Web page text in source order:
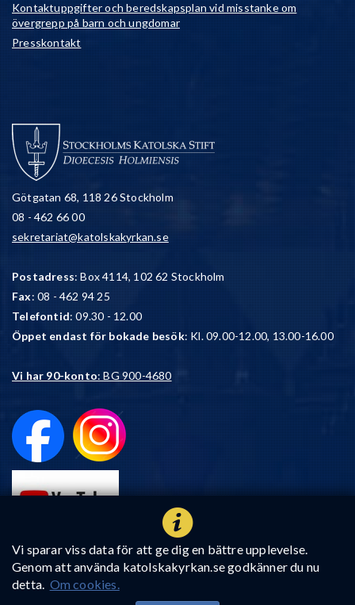
Vi sparar viss data för att ge dig en bättre upplevelse.
Genom att använda katolskakyrkan.se godkänner du nu
detta. Om cookies.
Kontaktuppgifter och beredskapsplan vid misstanke om
övergrepp på barn och ungdomar
Presskontakt
Götgatan 68, 118 26 Stockholm
08 - 462 66 00
sekretariat@katolskakyrkan.se
Postadress: Box 4114, 102 62 Stockholm
Fax: 08 - 462 94 25
Telefontid: 09.30 - 12.00
Öppet endast för bokade besök: Kl. 09.00-12.00, 13.00-16.00
Vi har 90-konto: BG 900-4680